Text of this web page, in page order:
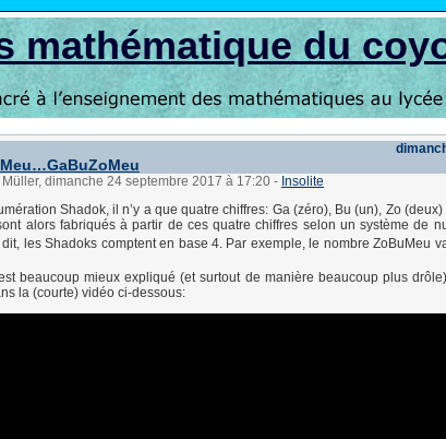
mathématique du
Müller, dimanche 24 septembre 2017 à 17:20 - Insolite
Shadok, il n’y a que quatre chiffres: Ga (zéro), Bu (un), Zo
alors fabriqués à partir de ces quatre chiffres selon un système de
les Shadoks comptent en base 4. Par exemple, le nombre ZoBuMeu
beaucoup mieux expliqué (et surtout de manière beaucoup plus
la (courte) vidéo ci-dessous: